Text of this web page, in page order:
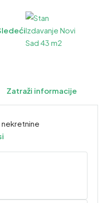
Zatraži informacije
nekretnine